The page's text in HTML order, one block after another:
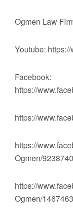
Ogmen Law
Youtube:
Facebook:
https://
https://
https://
Ogmen/
https://
Ogmen/